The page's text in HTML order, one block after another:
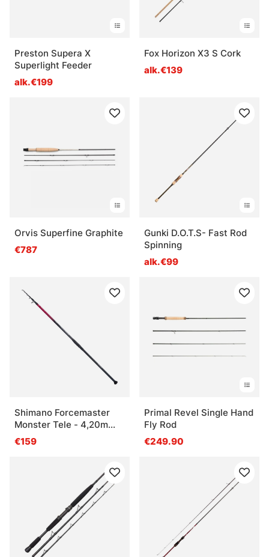
Preston Supera X
Superlight Feeder
alk.€199
Fox Horizon X3 S Cork
alk.€139
Orvis Superfine Graphite
€787
Gunki D.O.T.S- Fast Rod
Spinning
alk.€99
Shimano Forcemaster
Monster Tele - 4,20m
200g Tele 4pc
€159
Primal Revel Single Hand
Fly Rod
€249.90